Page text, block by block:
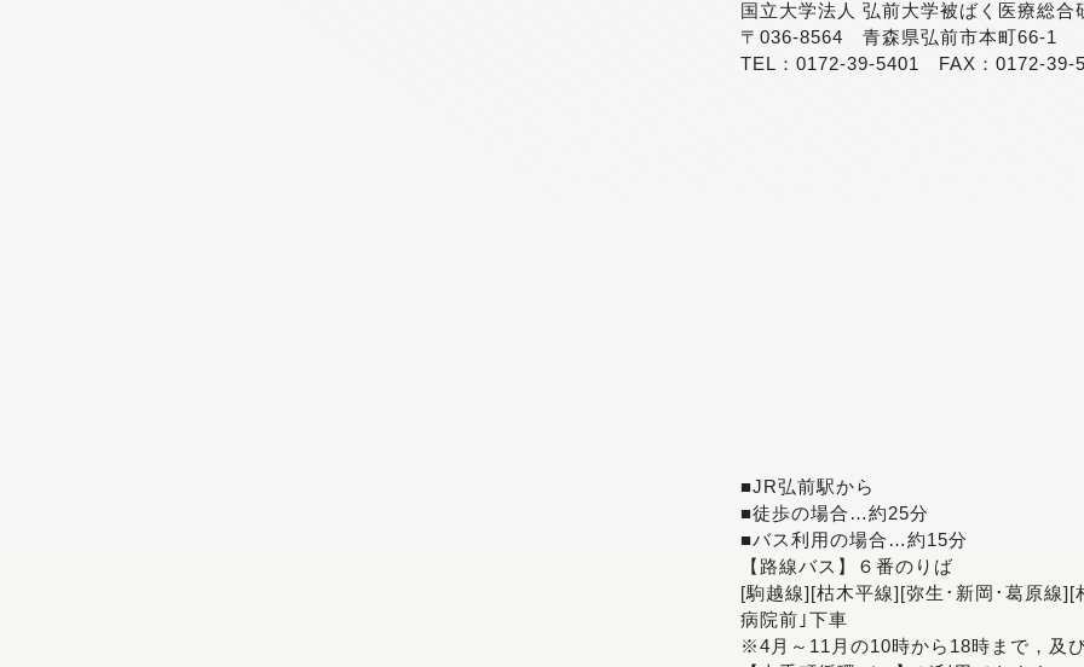
国立大学法人 弘前大学被ばく医療総合
〒036-8564 青森県弘前市本町66-1
TEL：0172-39-5401 FAX：0172-39-
■JR弘前駅から
■徒歩の場合…約25分
■バス利用の場合…約15分
【路線バス】６番のりば
[駒越線][枯木平線][弥生･新岡･葛原線
病院前｣下車
※4月～11月の10時から18時まで，及